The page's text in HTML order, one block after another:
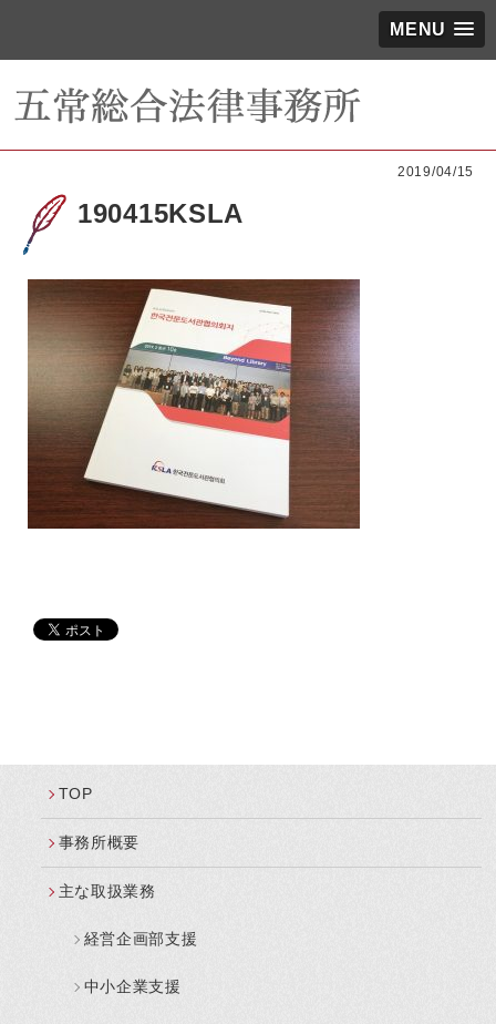
MENU
2019/04/15
190415KSLA
TOP
事務所概要
主な取扱業務
経営企画部支援
中小企業支援